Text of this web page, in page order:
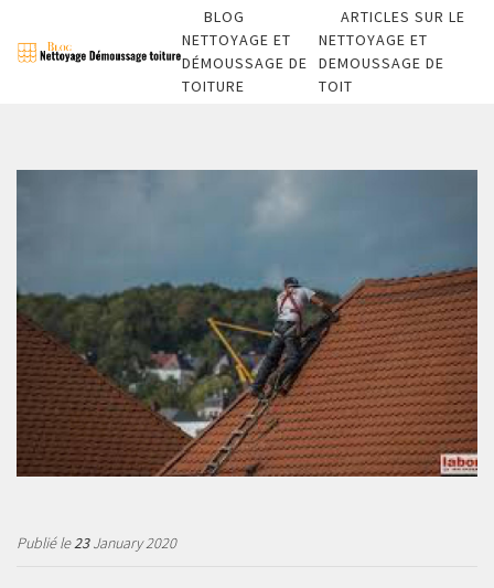
BLOG
NETTOYAGE ET
DÉMOUSSAGE DE
TOITURE
ARTICLES SUR LE
NETTOYAGE ET
DEMOUSSAGE DE
TOIT
Publié le23January 2020